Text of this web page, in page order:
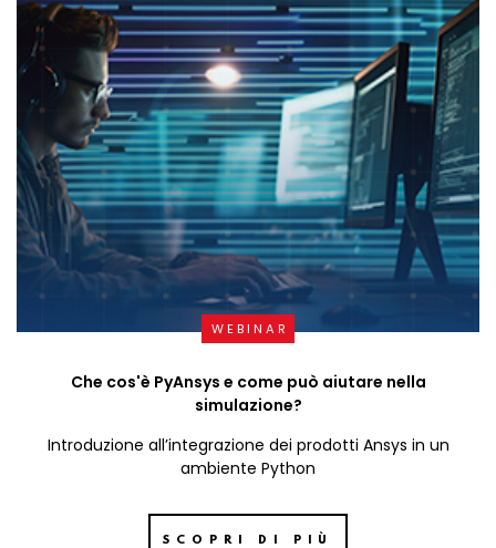
WEBINAR
Che cos'è PyAnsys e come può aiutare nella
simulazione?
Introduzione all’integrazione dei prodotti Ansys in un
ambiente Python
SCOPRI DI PIÙ